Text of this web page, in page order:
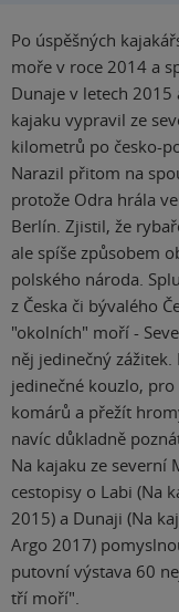
Po úspěšných
moře v roce 2014 a
Dunaje v letech
kajaku vypravil ze
kilometrů po česko-
Narazil přitom na
protože Odra hrála
Berlín. Zjistil, že
ale spíše způsobem
polského národa.
z Česka či bývalého
"okolních" moří -
něj jedinečný zážitek.
jedinečné kouzlo,
komárů a přežít
navíc důkladně
Na kajaku ze severní
cestopisy o Labi (Na
2015) a Dunaji (Na
Argo 2017)
putovní výstava 60
tří moří".